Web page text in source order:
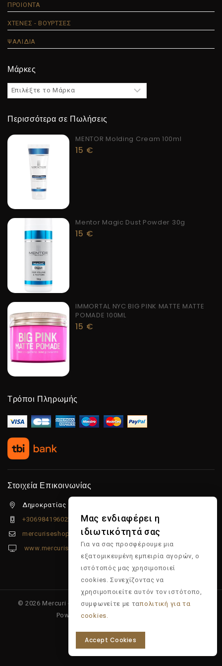
ΠΡΟΙΟΝΤΑ
ΧΤΕΝΕΣ - ΒΟΥΡΤΣΕΣ
ΨΑΛΙΔΙΑ
Μάρκες
Περισσότερα σε Πωλήσεις
MENTOR Molding Cream 100ml
15 €
Mentor Magic Dust Powder 30g
15 €
IMMORTAL NYC BIG PINK MATTE MATTE
POMADE 100ML
15 €
Τρόποι Πληρωμής
Στοιχεία Επικοινωνίας
Δημοκρατίας 5β Λιμένας Χερσονήσου, 70014
+306984196022
mercuriseshop@gmail.com
www.mercuriseshop.gr
© 2026 Mercuri - Είδη κομμωτηρίου - Επώνυμα προϊόντα -
Powered & Supported by
Μας ενδιαφέρει η
ιδιωτικότητά σας
Για να σας προσφέρουμε μια
εξατομικευμένη εμπειρία αγορών, ο
ιστότοπός μας χρησιμοποιεί
cookies. Συνεχίζοντας να
χρησιμοποιείτε αυτόν τον ιστότοπο,
συμφωνείτε με ταπολιτική για τα
cookies.
Accept Cookies